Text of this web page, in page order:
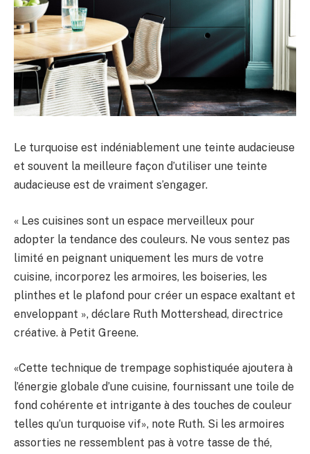
Le turquoise est indéniablement une teinte audacieuse
et souvent la meilleure façon d’utiliser une teinte
audacieuse est de vraiment s’engager.
« Les cuisines sont un espace merveilleux pour
adopter la tendance des couleurs. Ne vous sentez pas
limité en peignant uniquement les murs de votre
cuisine, incorporez les armoires, les boiseries, les
plinthes et le plafond pour créer un espace exaltant et
enveloppant », déclare Ruth Mottershead, directrice
créative. à Petit Greene.
«Cette technique de trempage sophistiquée ajoutera à
l’énergie globale d’une cuisine, fournissant une toile de
fond cohérente et intrigante à des touches de couleur
telles qu’un turquoise vif», note Ruth. Si les armoires
assorties ne ressemblent pas à votre tasse de thé,